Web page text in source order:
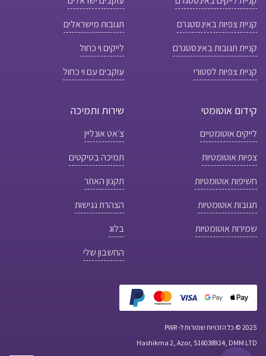
קניית צפיות באינסטגרם
קניית תגובות באינסטגרם
קניית צפיות לסטורי
תגובות מישראלים
לייקים וי כחול
עוקבים עם וי כחול
קידום אוטומטי
לייקים אוטומטיים
צפיות אוטומטיות
חשיפות אוטומטיות
תגובות אוטומטיות
שמירות אוטומטיות
שירות ותמיכה
צ׳אט אונליין
תמיכה בטיקטים
תקנון האתר
הצהרת נגישות
בלוג
החשבון שלי
2025 © כל הזכויות שמורות ל- PWR
Hashikma 2, Azor, 516038924, DMM LTD